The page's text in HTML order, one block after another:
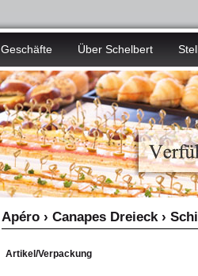
Geschäfte Über Schelbert
Apéro › Canapes Dreieck ›
Artikel/Verpackung